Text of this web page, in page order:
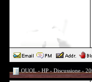
OUOL - HP - Discussione -